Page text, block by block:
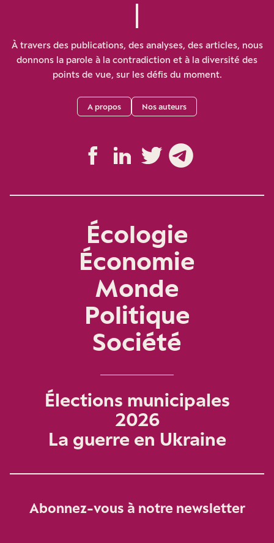
À travers des publications, des analyses, des articles, nous
donnons la parole à la contradiction et à la diversité des
points de vue, sur les défis du moment.
A propos Nos auteurs
Écologie
Économie
Monde
Politique
Société
Élections municipales
2026
La guerre en Ukraine
Abonnez-vous à notre newsletter